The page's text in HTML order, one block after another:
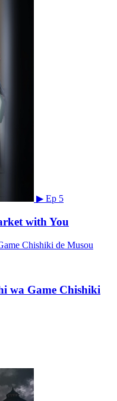
▶ Ep 5
with You
wa Game Chishiki